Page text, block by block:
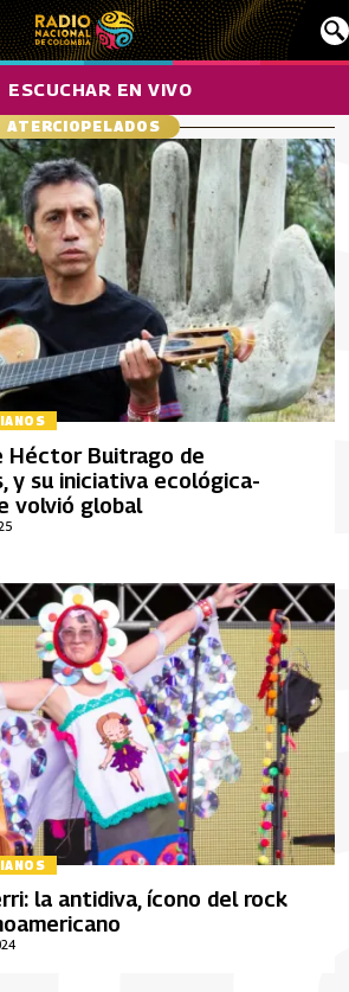
ESCUCHAR EN VIVO
ATERCIOPELADOS
Héctor Buitrago de
y su iniciativa ecológica-
volvió global
la antidiva, ícono del rock